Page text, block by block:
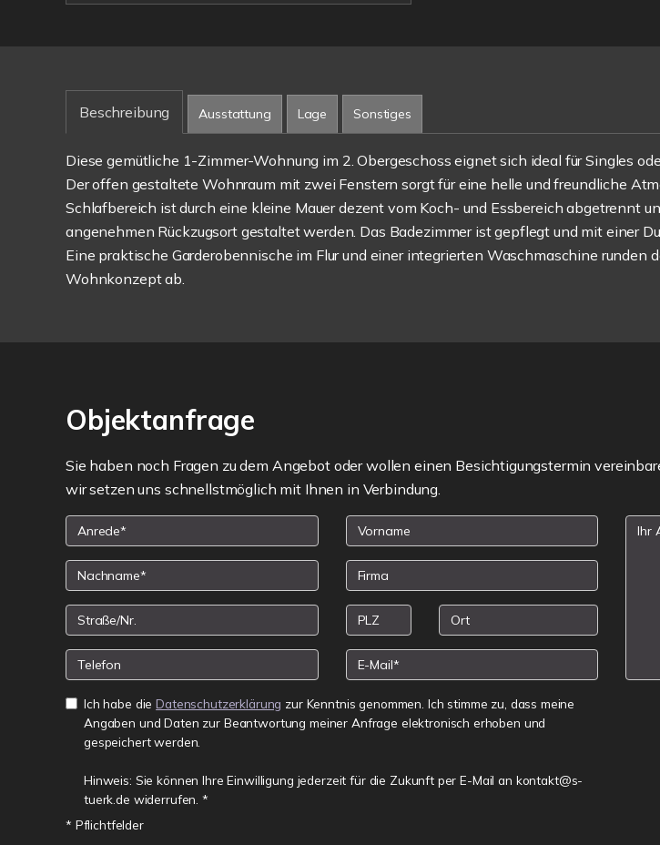
Beschreibung Ausstattung Lage Sonstiges
Diese gemütliche 1-Zimmer-Wohnung im 2. Obergeschoss eignet sich ideal für Singles
Der offen gestaltete Wohnraum mit zwei Fenstern sorgt für eine helle und freundliche
Schlafbereich ist durch eine kleine Mauer dezent vom Koch- und Essbereich abgetrennt
angenehmen Rückzugsort gestaltet werden. Das Badezimmer ist gepflegt und mit einer
Eine praktische Garderobennische im Flur und einer integrierten Waschmaschine runden
Wohnkonzept ab.
Objektanfrage
Sie haben noch Fragen zu dem Angebot oder wollen einen Besichtigungstermin
wir setzen uns schnellstmöglich mit Ihnen in Verbindung.
Ich habe dieDatenschutzerklärung zur Kenntnis genommen. Ich stimme zu, dass meine
Angaben und Daten zur Beantwortung meiner Anfrage elektronisch erhoben und
gespeichert werden.
Hinweis: Sie können Ihre Einwilligung jederzeit für die Zukunft per E-Mail an kontakt@s-
tuerk.de widerrufen. *
* Pflichtfelder